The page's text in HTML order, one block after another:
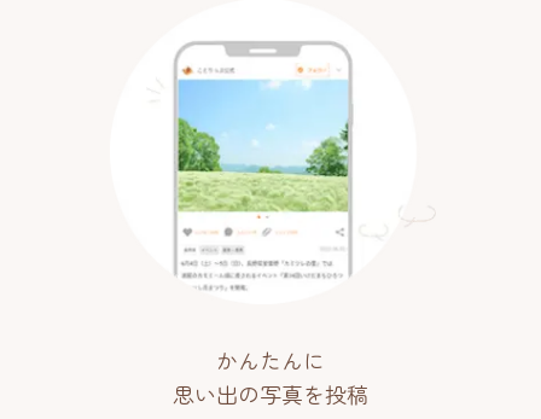
かんたんに
思い出の写真を投稿